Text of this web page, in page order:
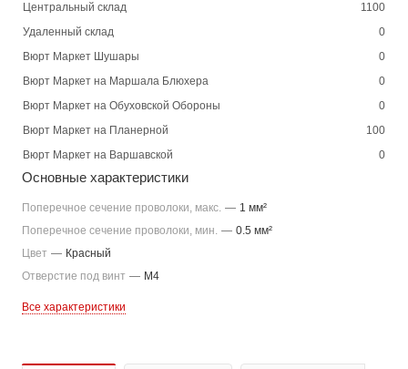
Центральный склад
1100
Удаленный склад
0
Вюрт Маркет Шушары
0
Вюрт Маркет на Маршала Блюхера
0
Вюрт Маркет на Обуховской Обороны
0
Вюрт Маркет на Планерной
100
Вюрт Маркет на Варшавской
0
Основные характеристики
Поперечное сечение проволоки, макс. — 1 мм²
Поперечное сечение проволоки, мин. — 0.5 мм²
Цвет — Красный
Отверстие под винт — M4
Все характеристики